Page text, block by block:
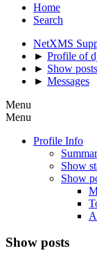
Home
Search
NetXMS
► Profile of
► Show posts
► Messages
Menu
Menu
Profile Info
Show
Show
Show posts